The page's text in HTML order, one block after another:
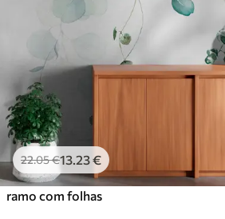
22.05€13 .23€
ramo com folhas